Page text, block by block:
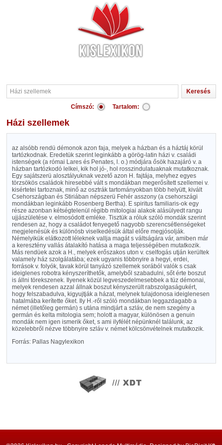
Címszó: Tartalom:
Házi szellemek
az alsóbb rendü démonok azon faja, melyek a házban és a háztáj körül
tartózkodnak. Eredetük szerint leginkább a görög-latin házi v. családi
istenségek (a római Lares és Penates, l. o.) módjára ősök hazajáró v. a
házban tartózkodó lelkei, kik hol jó-, hol rosszindulatuaknak mutatkoznak.
Egy sajátszerü alosztályuknak vezető azon H. fajtája, melyhez egyes
törzsökös családok hiresebbé vált s mondákban megerősített szellemei v.
kisértetei tartoznak, minő az osztrák tartományokban több helyütt, kivált
Csehországban és Stiriában népszerü Fehér asszony (a csehországi
mondákban leginkább Rosenberg Bertha). E spiritus familiaris-ok egy
része azonban kétségtelenül régibb mitologiai alakok alásülyedt rangu
ujjászületése v. elmosódott emléke. Tisztük a róluk szóló mondák szerint
rendesen az, hogy a családot fenyegető nagyobb szerencsétlenségeket
megjelenésük és különösb viselkedésük által előre megjósolják.
Némelyikük elátkozott léleknek vallja magát s váltságára vár, amiben már
a keresztény vallás átalakító hatása a maga teljességében mutatkozik.
Más rendüek azok a H., melyek erőszakos uton v. cselfogás utján kerültek
valamely ház szolgálatába; ezek ugyanis többnyire a hegyi, erdei,
források v. folyók, tavak körül tanyázó szellemek sorából valók s csak
ideiglenes robotra kényszeríthetők, amelyből szabadulni, sőt érte boszut
is állni törekszenek. Ilyenek közül legveszedelmesebbek a tüz démonai,
melyek rendesen azzal állnak boszut kényszerült rabszolgaságukért,
hogy felszabadulva, kigyujtják a házat, melynek tulajdonosa ideiglenesen
hatalmába kerítette őket. Ily H.-ről szóló mondákban leggazdagabb a
német (illetőleg germán) s utána mindjárt a szláv, de nem szegény a
germán és kelta mitologia sem; holott a magyar, különösen a genuin
mondák nem igen ismerik őket, s ami ilyfélét népünknél találunk, az
közelebbről nézve többnyire szláv v. német kölcsönvételnek mutatkozik.
Forrás: Pallas Nagylexikon